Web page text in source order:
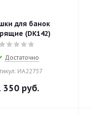
для банок
(DK142)
Достаточно
ИА22757
350руб.